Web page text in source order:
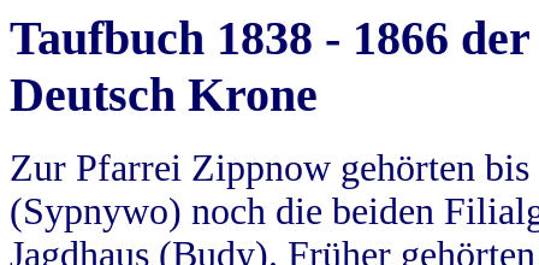
Taufbuch 1838 - 1866
Deutsch Krone
Zur Pfarrei Zippnow gehörten
(Sypnywo) noch die beiden
Jagdhaus (Budy). Früher